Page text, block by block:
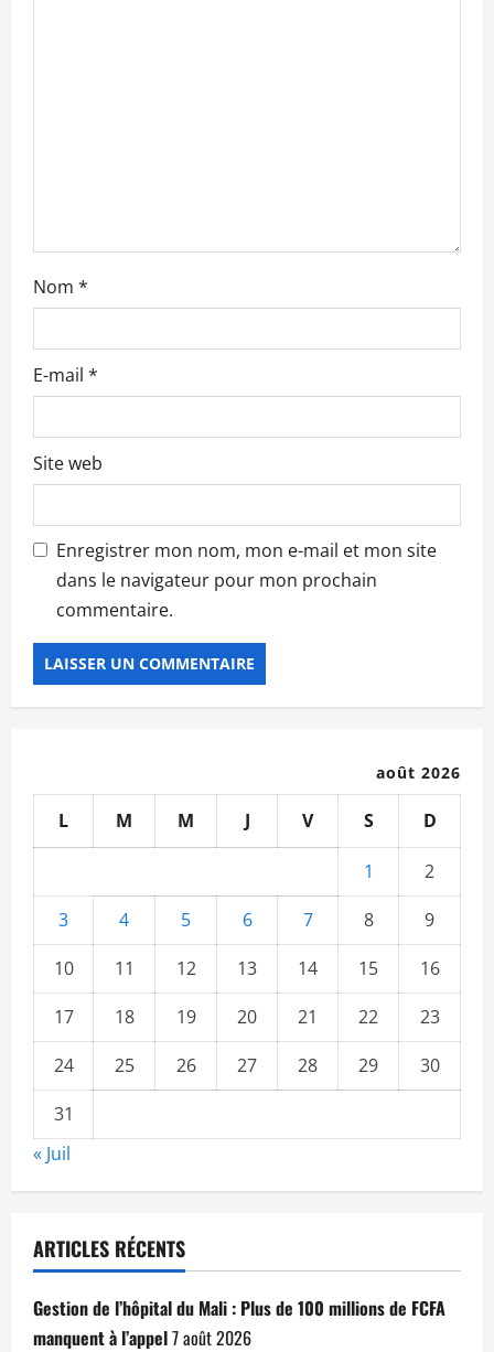
c
l
e
Nom *
E-mail *
Site web
Enregistrer mon nom, mon e-mail et mon site
dans le navigateur pour mon prochain
commentaire.
août 2026
L M M J V S D
1
2
3
4 5 6 7 8
9
10
11 12 13 14 15
16
17
18 19 20 21 22
23
24
25 26 27 28 29
30
31
« Juil
ARTICLES RÉCENTS
Gestion de l’hôpital du Mali : Plus de 100 millions de FCFA
manquent à l’appel7 août 2026